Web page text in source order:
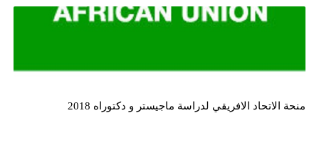
منحة الاتحاد الافريقي لدراسة ماجيستر و دكتوراه 2018